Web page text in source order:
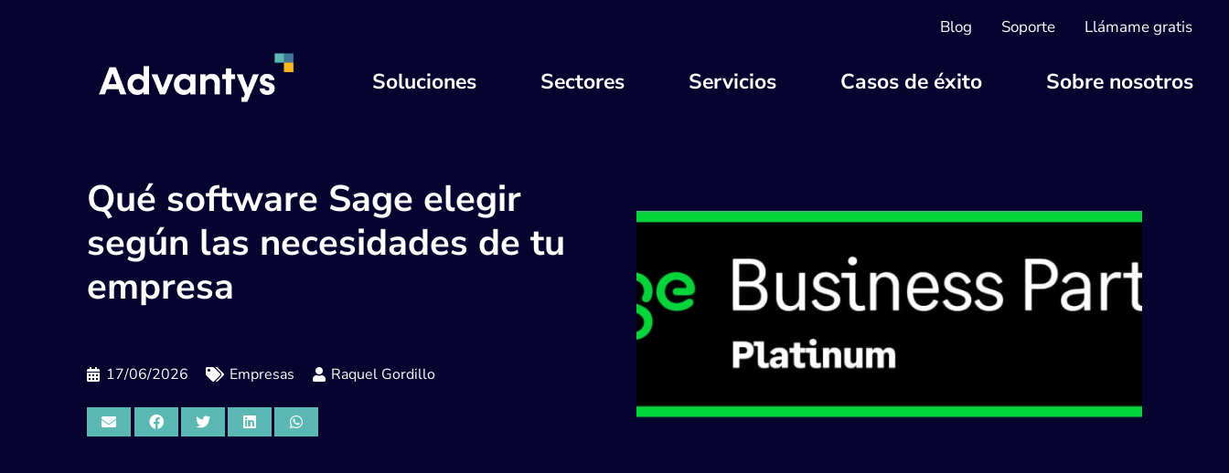
Blog Soporte Llámame gratis
Soluciones Sectores Servicios Casos de éxito Sobre nosotros
Qué software Sage elegir
según las necesidades de tu
empresa
17/06/2026 Empresas Raquel Gordillo